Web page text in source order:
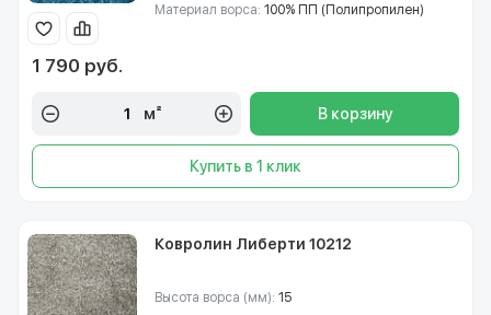
Материал ворса: 100% ПП (Полипропилен)
1 790 руб.
м² В корзину
Купить в 1 клик
Ковролин Либерти 10212
Высота ворса (мм): 15